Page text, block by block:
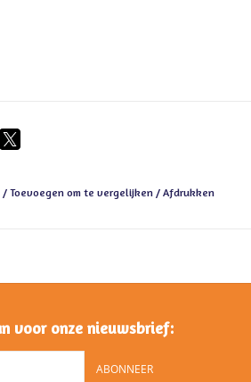
/ Toevoegen om te vergelijken / Afdrukken
voor onze nieuwsbrief:
ABONNEER